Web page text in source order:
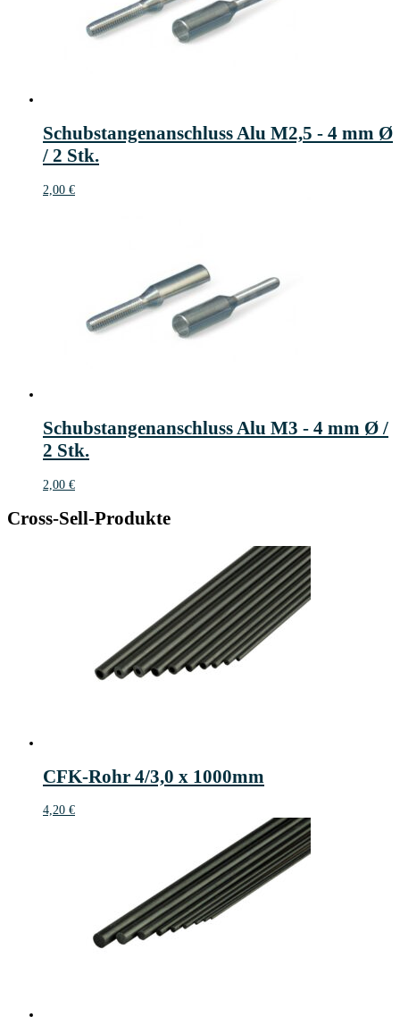
Schubstangenanschluss Alu M2,5 - 4 mm Ø
/ 2 Stk.
2,00 €
Schubstangenanschluss Alu M3 - 4 mm Ø /
2 Stk.
2,00 €
Cross-Sell-Produkte
CFK-Rohr 4/3,0 x 1000mm
4,20 €